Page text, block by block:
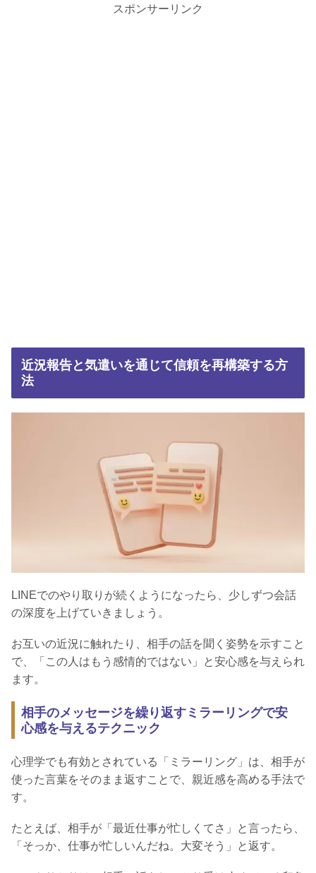
スポンサーリンク
近況報告と気遣いを通じて信頼を再構築する方
法
LINEでのやり取りが続くようになったら、少しずつ会話
の深度を上げていきましょう。
お互いの近況に触れたり、相手の話を聞く姿勢を示すこと
で、「この人はもう感情的ではない」と安心感を与えられ
ます。
相手のメッセージを繰り返すミラーリングで安
心感を与えるテクニック
心理学でも有効とされている「ミラーリング」は、相手が
使った言葉をそのまま返すことで、親近感を高める手法で
す。
たとえば、相手が「最近仕事が忙しくてさ」と言ったら、
「そっか、仕事が忙しいんだね。大変そう」と返す。